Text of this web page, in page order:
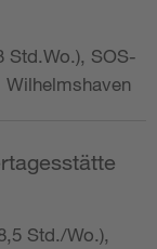
Std.Wo.), SOS-
Std./Wo.),